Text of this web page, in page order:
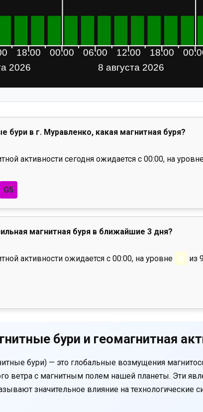
бури в г. Муравленко, какая магнитная буря?
активности сегодня ожидается с 00:00, на
G5
магнитная буря в ближайшие 3 дня?
активности ожидается с 00:00, на уровне 0 из
бури и геомагнитная
бури) — это глобальные возмущения
ветра с магнитным полем нашей планеты. Эти
значительное влияние на технологические